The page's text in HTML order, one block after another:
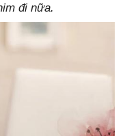
đi nữa.